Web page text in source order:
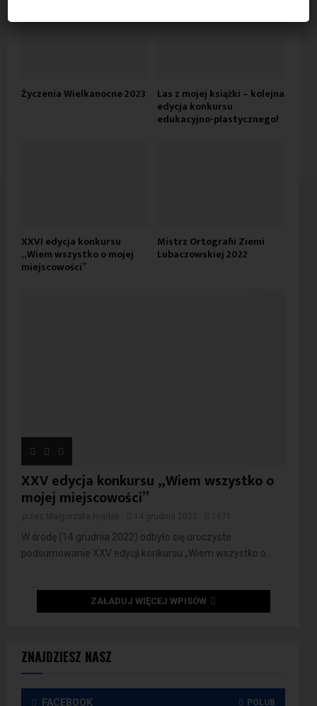
ZNAJDZIESZ NASZ
FACEBOOK POLUB
Życzenia Wielkanocne 2023 Las z mojej książki – kolejna
edycja konkursu
edukacyjno-plastycznego!
XXVI edycja konkursu
„Wiem wszystko o mojej
miejscowości”
Mistrz Ortografii Ziemi
Lubaczowskiej 2022
XXV edycja konkursu „Wiem wszystko o
mojej miejscowości”
W środę (14 grudnia 2022) odbyło się uroczyste
podsumowanie XXV edycji konkursu „Wiem wszystko o...
ZAŁADUJ WIĘCEJ WPISÓW